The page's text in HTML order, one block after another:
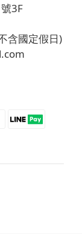
3F
含國定假日)